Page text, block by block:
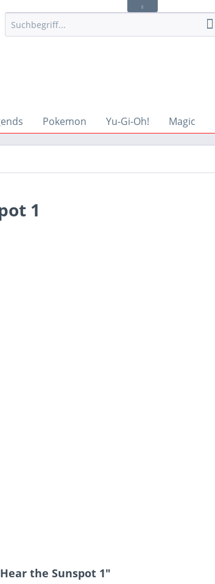
Pokemon Yu-Gi-Oh! Magic
1
the Sunspot 1"